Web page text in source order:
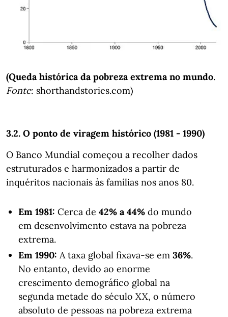
(Queda histórica da pobreza extrema no mundo.
Fonte: shorthandstories.com)
3.2. O ponto de viragem histórico (1981 - 1990)
O Banco Mundial começou a recolher dados
estruturados e harmonizados a partir de
inquéritos nacionais às famílias nos anos 80.
Em 1981: Cerca de 42% a 44% do mundo
em desenvolvimento estava na pobreza
extrema.
Em 1990: A taxa global fixava-se em 36%.
No entanto, devido ao enorme
crescimento demográfico global na
segunda metade do século XX, o número
absoluto de pessoas na pobreza extrema